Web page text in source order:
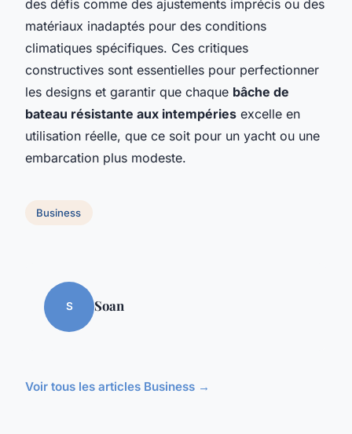
des défis comme des ajustements imprécis ou des
matériaux inadaptés pour des conditions
climatiques spécifiques. Ces critiques
constructives sont essentielles pour perfectionner
les designs et garantir que chaque bâche de
bateau résistante aux intempéries excelle en
utilisation réelle, que ce soit pour un yacht ou une
embarcation plus modeste.
Business
S Soan
Voir tous les articles Business →